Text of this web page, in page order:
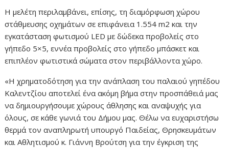
Η μελέτη περιλαμβάνει, επίσης, τη διαμόρφωση χώρου
στάθμευσης οχημάτων σε επιφάνεια 1.554 m2 και την
εγκατάσταση φωτισμού LED με δώδεκα προβολείς στο
γήπεδο 5×5, εννέα προβολείς στο γήπεδο μπάσκετ και
επιπλέον φωτιστικά σώματα στον περιβάλλοντα χώρο.
«Η χρηματοδότηση για την ανάπλαση του παλαιού γηπέδου
Καλεντζίου αποτελεί ένα ακόμη βήμα στην προσπάθειά μας
να δημιουργήσουμε χώρους άθλησης και αναψυχής για
όλους, σε κάθε γωνιά του Δήμου μας. Θέλω να ευχαριστήσω
θερμά τον αναπληρωτή υπουργό Παιδείας, Θρησκευμάτων
και Αθλητισμού κ. Γιάννη Βρούτση για την έγκριση της